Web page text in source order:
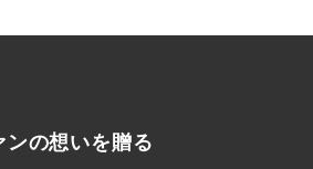
ンの想いを贈る